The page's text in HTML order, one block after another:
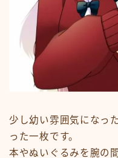
少し幼い雰囲気になっ
った一枚です。
本やぬいぐるみを腕の